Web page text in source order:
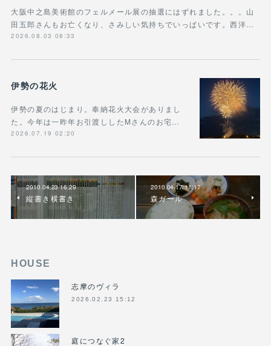
大阪中之島美術館のフェルメール展の抽選にはずれました。。。山
田五郎さんもお亡くなり、さみしい気持ちでいっぱいです。西洋…
2026.08.03 08:33
伊勢の花火
伊勢の夏のはじまり。奉納花火大会がありまし
た。今年は一昨年お引渡ししたMさんのお宅…
2026.07.19 02:20
2010.04.23 16:29
縦書き横書き
2010.04.17 11:17
森ガール
HOUSE
志摩のヴィラ
2026.02.23 15:12
庭につなぐ家2